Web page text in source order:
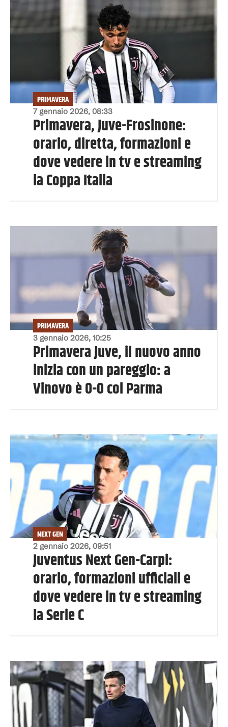
7 gennaio 2026, 08:33
PRIMAVERA
Primavera, Juve-Frosinone:
orario, diretta, formazioni e
dove vedere in tv e streaming
la Coppa Italia
3 gennaio 2026, 10:25
PRIMAVERA
Primavera Juve, il nuovo anno
inizia con un pareggio: a
Vinovo è 0-0 col Parma
2 gennaio 2026, 09:51
NEXT GEN
Juventus Next Gen-Carpi:
orario, formazioni ufficiali e
dove vedere in tv e streaming
la Serie C